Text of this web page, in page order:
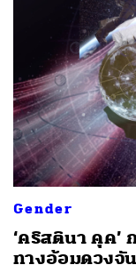
Gender
‘คริสตินา คุค’
ทางอ้อมดวงจั
ค้นหา